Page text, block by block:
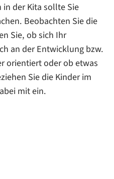
in der Kita sollte Sie
Beobachten Sie die
Sie, ob sich Ihr
an der Entwicklung bzw.
orientiert oder ob etwas
Sie die Kinder im
mit ein.